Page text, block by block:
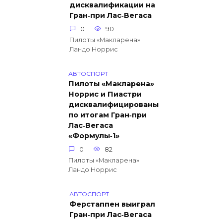
дисквалификации на
Гран‑при Лас‑Вегаса
0
90
Пилоты «Макларена»
Ландо Норрис
АВТОСПОРТ
Пилоты «Макларена»
Норрис и Пиастри
дисквалифицированы
по итогам Гран‑при
Лас‑Вегаса
«Формулы‑1»
0
82
Пилоты «Макларена»
Ландо Норрис
АВТОСПОРТ
Ферстаппен выиграл
Гран‑при Лас‑Вегаса